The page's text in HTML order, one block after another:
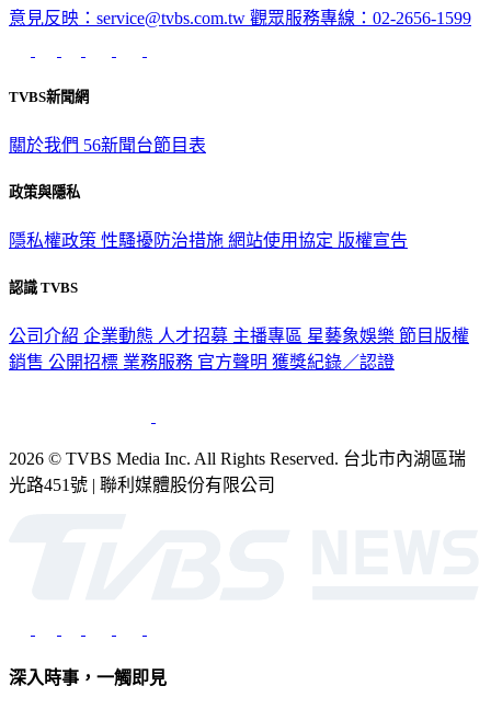
意見反映：service@tvbs.com.tw 觀眾服務專線：02-2656-1599
TVBS新聞網
關於我們 56新聞台節目表
政策與隱私
隱私權政策 性騷擾防治措施 網站使用協定 版權宣告
認識 TVBS
公司介紹 企業動態 人才招募 主播專區 星藝象娛樂 節目版權
銷售 公開招標 業務服務 官方聲明 獲獎紀錄／認證
2026 © TVBS Media Inc. All Rights Reserved. 台北市內湖區瑞
光路451號 | 聯利媒體股份有限公司
深入時事，一觸即見